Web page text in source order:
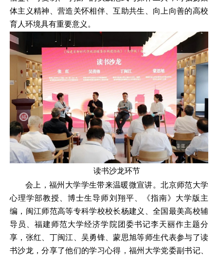
体主义精神、营造关怀相伴、互助共生、向上向善的高校
育人环境具有重要意义。
读书沙龙环节
会上，福州大学学生带来温暖微宣讲。北京师范大学
心理学部教授、博士生导师刘翔平、《指南》大学版主
编，闽江师范高等专科学校校长杨建义、全国最美高校辅
导员、福建师范大学经济学院团委书记李天丽作主题分
享，张红、丁闽江、吴勇锋、蒙思旭等师生代表参与了读
书沙龙，分享了他们的学习心得，福州大学党委副书记、